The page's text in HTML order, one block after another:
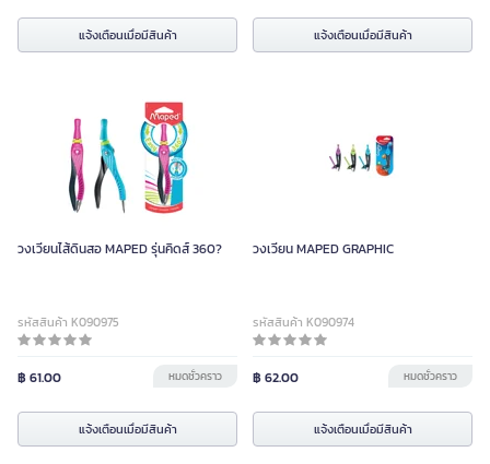
แจ้งเตือนเมื่อมีสินค้า แจ้งเตือนเมื่อมีสินค้า
วงเวียนไส้ดินสอ MAPED รุ่นคิดส์ 360?
รหัสสินค้า K090975
฿ 61.00 หมดชั่วคราว
แจ้งเตือนเมื่อมีสินค้า
วงเวียน MAPED GRAPHIC
รหัสสินค้า K090974
฿ 62.00 หมดชั่วคราว
แจ้งเตือนเมื่อมีสินค้า